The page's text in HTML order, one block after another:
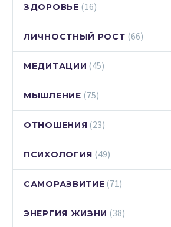
ЗДОРОВЬЕ (16)
ЛИЧНОСТНЫЙ РОСТ (66)
МЕДИТАЦИИ (45)
МЫШЛЕНИЕ (75)
ОТНОШЕНИЯ (23)
ПСИХОЛОГИЯ (49)
САМОРАЗВИТИЕ (71)
ЭНЕРГИЯ ЖИЗНИ (38)